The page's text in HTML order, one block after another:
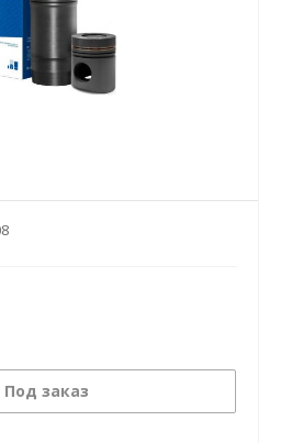
Под заказ